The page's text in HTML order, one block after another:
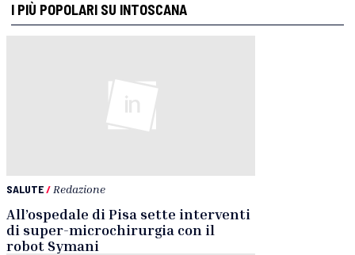
I PIÙ POPOLARI SU INTOSCANA
SALUTE/ Redazione
All’ospedale di Pisa sette interventi
di super-microchirurgia con il
robot Symani